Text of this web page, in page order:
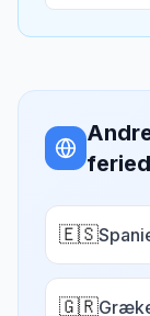
🇪🇸
🇬🇷